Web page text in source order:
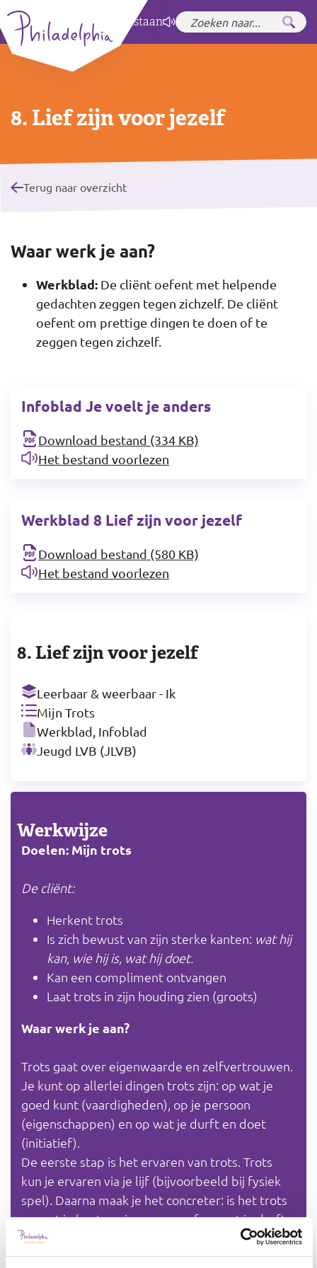
Zet hoog contrastaan
8. Lief zijn voor jezelf
Terug naar overzicht
Waar werk je aan?
Werkblad: De cliënt oefent met helpende
gedachten zeggen tegen zichzelf. De cliënt
oefent om prettige dingen te doen of te
zeggen tegen zichzelf.
Infoblad Je voelt je anders
Download bestand (334 KB)
Het bestand voorlezen
Werkblad 8 Lief zijn voor jezelf
Download bestand (580 KB)
Het bestand voorlezen
8. Lief zijn voor jezelf
Leerbaar & weerbaar - Ik
Mijn Trots
Werkblad, Infoblad
Jeugd LVB (JLVB)
Werkwijze
Doelen: Mijn trots
De cliënt:
Herkent trots
Is zich bewust van zijn sterke kanten: wat hij
kan, wie hij is, wat hij doet.
Kan een compliment ontvangen
Laat trots in zijn houding zien (groots)
Waar werk je aan?
Trots gaat over eigenwaarde en zelfvertrouwen.
Je kunt op allerlei dingen trots zijn: op wat je
goed kunt (vaardigheden), op je persoon
(eigenschappen) en op wat je durft en doet
(initiatief).
De eerste stap is het ervaren van trots. Trots
kun je ervaren via je lijf (bijvoorbeeld bij fysiek
spel). Daarna maak je het concreter: is het trots
op wat je kunt, op je persoon of op wat je durft
en doet? Je werkt van bewustzijn van prettige
eigenschappen (kwaliteiten) naar minder